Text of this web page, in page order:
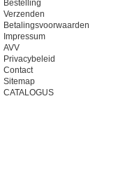
Bestelling
Verzenden
Betalingsvoorwaarden
Impressum
AVV
Privacybeleid
Contact
Sitemap
CATALOGUS